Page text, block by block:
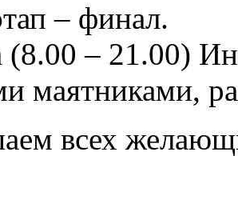
– финал.
(8.00 – 21.00)
маятниками,
всех